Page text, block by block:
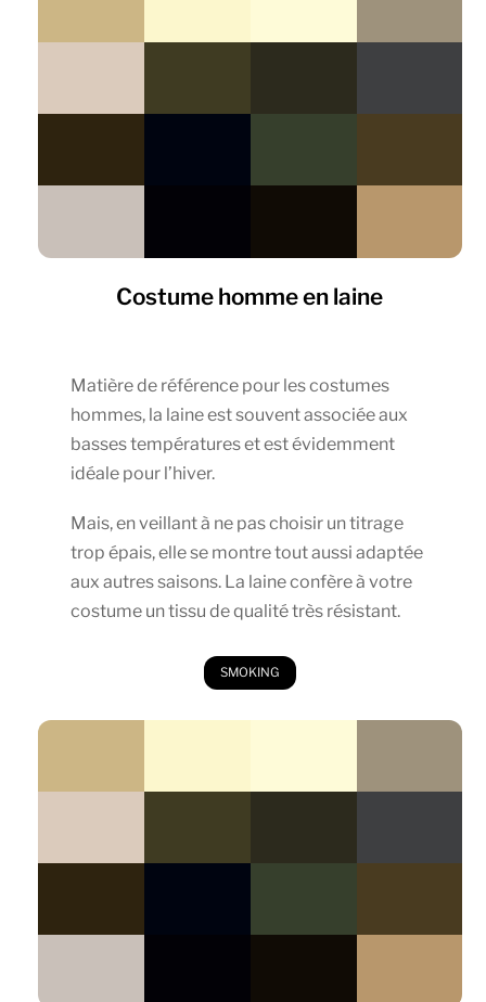
Costume homme en laine
Matière de référence pour les costumes
hommes, la laine est souvent associée aux
basses températures et est évidemment
idéale pour l’hiver.
Mais, en veillant à ne pas choisir un titrage
trop épais, elle se montre tout aussi adaptée
aux autres saisons. La laine confère à votre
costume un tissu de qualité très résistant.
SMOKING